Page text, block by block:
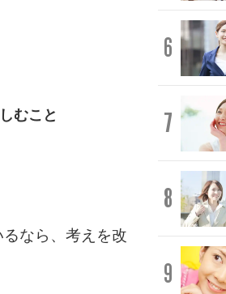
むこと
なら、考えを改
6
7
8
9